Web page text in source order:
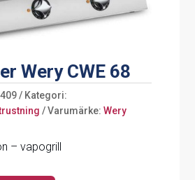
Wery CWE 68
Kategori:
Varumärke:Wery
– vapogrill